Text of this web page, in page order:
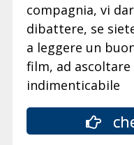
compagnia, vi
dibattere, se
a leggere un
film, ad ascoltare
indimenticabile